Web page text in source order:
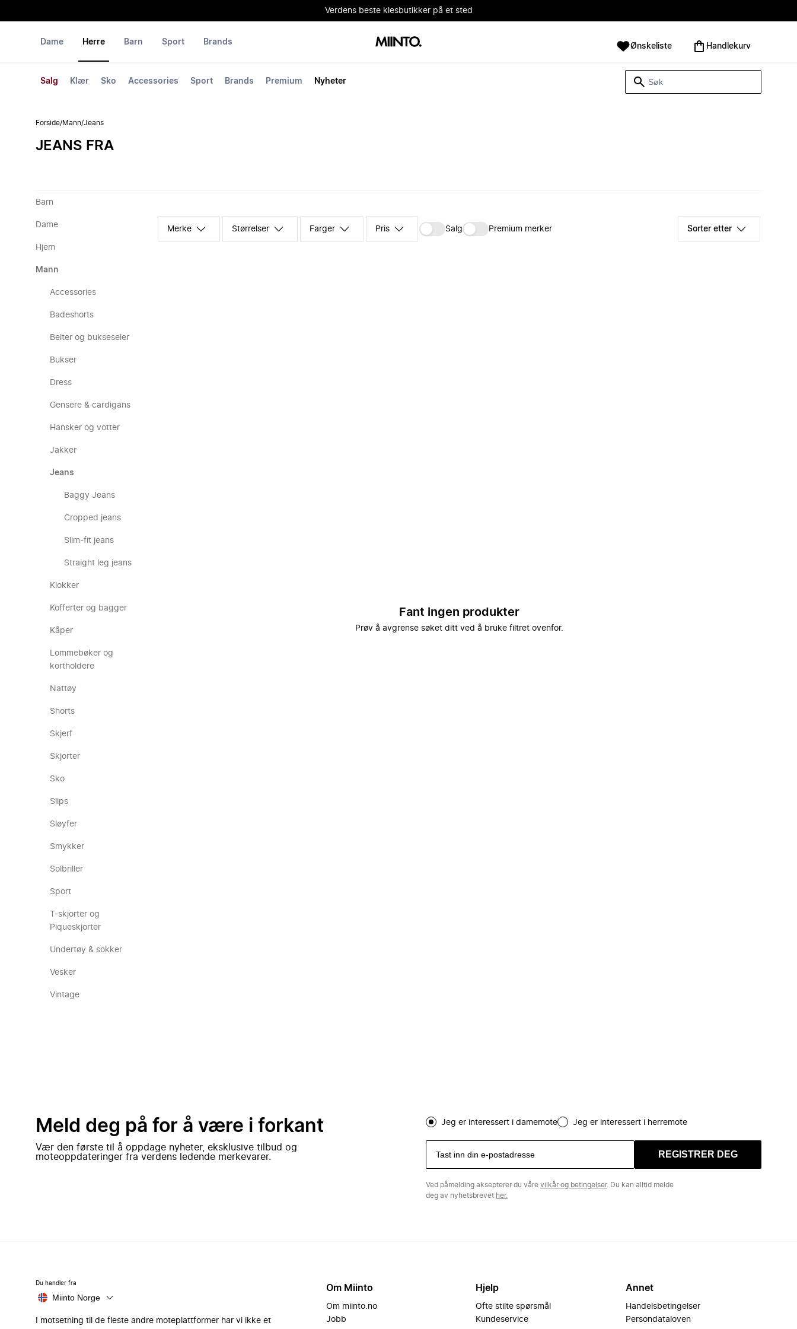
Verdens beste klesbutikker på et sted
Dame Herre
Salg Klær Sko Accessories Sport Brands Premium Nyheter
Barn Sport Brands Ønskeliste Handlekurv
Forside/Mann/Jeans
JEANS FRA
Barn
Dame
Hjem
Mann
Accessories
Badeshorts
Belter og bukseseler
Bukser
Dress
Gensere & cardigans
Hansker og votter
Jakker
Jeans
Baggy Jeans
Cropped jeans
Slim-fit jeans
Straight leg jeans
Klokker
Kofferter og bagger
Kåper
Lommebøker og
kortholdere
Nattøy
Shorts
Skjerf
Skjorter
Sko
Slips
Sløyfer
Smykker
Solbriller
Sport
T-skjorter og
Piqueskjorter
Undertøy & sokker
Vesker
Vintage
Merke Størrelser Farger Pris Salg Premium merker Sorter etter
Fant ingen produkter
Prøv å avgrense søket ditt ved å bruke filtret ovenfor.
Meld deg på for å være i forkant
Vær den første til å oppdage nyheter, eksklusive tilbud og
moteoppdateringer fra verdens ledende merkevarer.
Jeg er interessert i damemote Jeg er interessert i herremote
REGISTRER DEG
Ved påmelding aksepterer du våre vilkår og betingelser. Du kan alltid melde
deg av nyhetsbrevet her.
Du handler fra
Miinto Norge
I motsetning til de fleste andre moteplattformer har vi ikke et
Om Miinto
Om miinto.no
Jobb
Hjelp
Ofte stilte spørsmål
Kundeservice
Annet
Handelsbetingelser
Persondataloven